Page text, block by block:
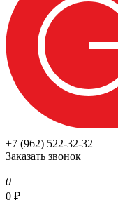
+7 (962) 522-32-32
Заказать звонок
0
0 ₽